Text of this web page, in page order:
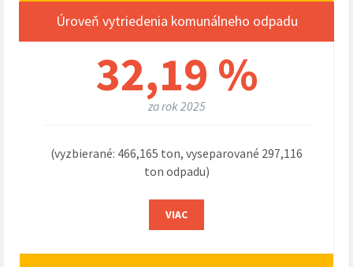
Úroveň vytriedenia komunálneho odpadu
32,19 %
za rok 2025
(vyzbierané: 466,165 ton, vyseparované 297,116
ton odpadu)
VIAC